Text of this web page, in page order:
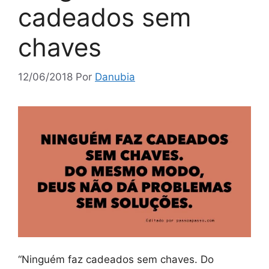
cadeados sem
chaves
12/06/2018 Por Danubia
“Ninguém faz cadeados sem chaves. Do